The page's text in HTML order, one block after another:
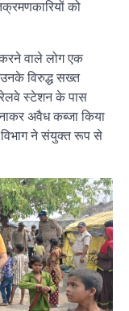
को
वाले लोग एक
विरुद्ध सख्त
रेलवे स्टेशन के पास
अवैध कब्जा किया
ने संयुक्त रूप से